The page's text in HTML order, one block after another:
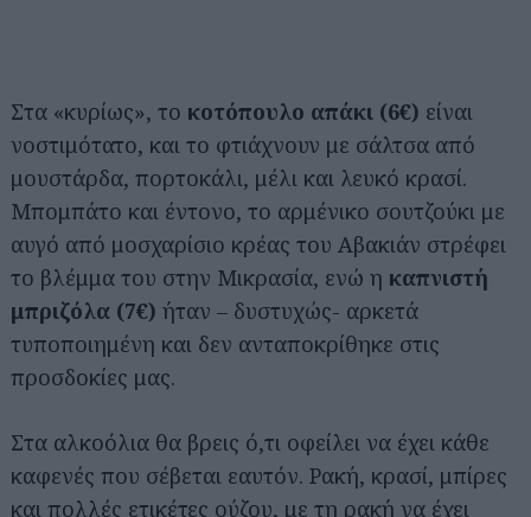
Στα «κυρίως», το κοτόπουλο απάκι (6€) είναι
νοστιμότατο, και το φτιάχνουν με σάλτσα από
μουστάρδα, πορτοκάλι, μέλι και λευκό κρασί.
Μπομπάτο και έντονο, το αρμένικο σουτζούκι με
αυγό από μοσχαρίσιο κρέας του Αβακιάν στρέφει
το βλέμμα του στην Μικρασία, ενώ η καπνιστή
μπριζόλα (7€) ήταν – δυστυχώς- αρκετά
τυποποιημένη και δεν ανταποκρίθηκε στις
προσδοκίες μας.
Στα αλκοόλια θα βρεις ό,τι οφείλει να έχει κάθε
καφενές που σέβεται εαυτόν. Ρακή, κρασί, μπίρες
και πολλές ετικέτες ούζου, με τη ρακή να έχει